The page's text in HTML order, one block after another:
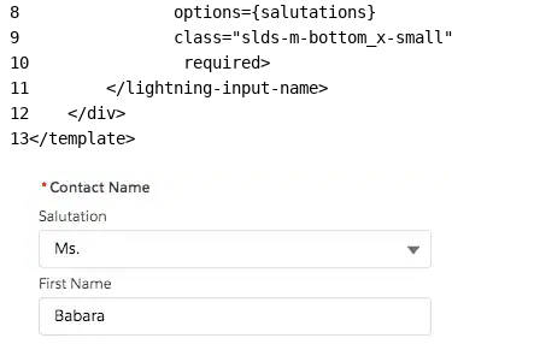
8
                options={salutations}
9
                class="slds-m-bottom_x-small"
10
                required>
11
        </lightning-input-name>
12
    </div>
13</template>